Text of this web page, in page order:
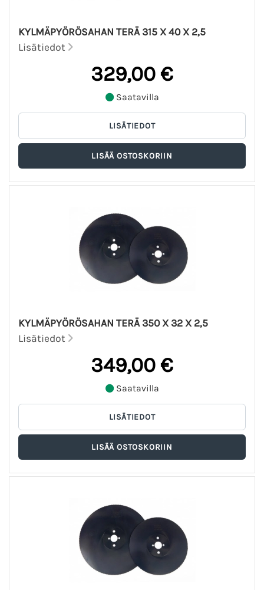
KYLMÄPYÖRÖSAHAN TERÄ 315 X 40 X 2,5
Lisätiedot
329,00 €
Saatavilla
KYLMÄPYÖRÖSAHAN TERÄ 350 X 32 X 2,5
Lisätiedot
349,00 €
Saatavilla